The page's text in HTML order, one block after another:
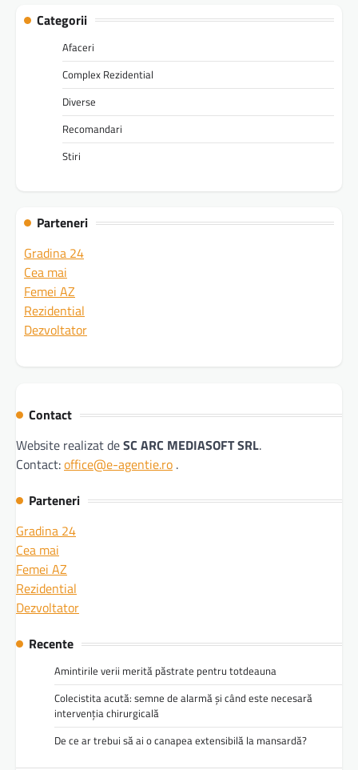
Categorii
Afaceri
Complex Rezidential
Diverse
Recomandari
Stiri
Parteneri
Gradina 24
Cea mai
Femei AZ
Rezidential
Dezvoltator
Contact
Website realizat deSC ARC MEDIASOFT SRL.
Contact:office@e-agentie.ro .
Parteneri
Gradina 24
Cea mai
Femei AZ
Rezidential
Dezvoltator
Recente
Amintirile verii merită păstrate pentru totdeauna
Colecistita acută: semne de alarmă și când este necesară
intervenția chirurgicală
De ce ar trebui să ai o canapea extensibilă la mansardă?